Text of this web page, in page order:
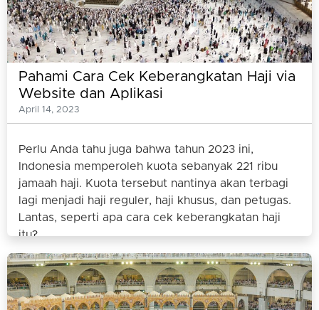
Pahami Cara Cek Keberangkatan Haji via
Website dan Aplikasi
April 14, 2023
Perlu Anda tahu juga bahwa tahun 2023 ini,
Indonesia memperoleh kuota sebanyak 221 ribu
jamaah haji. Kuota tersebut nantinya akan terbagi
lagi menjadi haji reguler, haji khusus, dan petugas.
Lantas, seperti apa cara cek keberangkatan haji
itu?